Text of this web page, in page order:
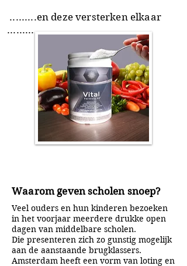
.........en deze versterken elkaar
.........
Waarom geven scholen snoep?
Veel ouders en hun kinderen bezoeken
in het voorjaar meerdere drukke open
dagen van middelbare scholen.
Die presenteren zich zo gunstig mogelijk
aan de aanstaande brugklassers.
Amsterdam heeft een vorm van loting en